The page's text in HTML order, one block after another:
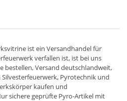
ist ein Versandhandelfür
verfallen ist, ist bei uns
bestellen,Versand deutschlandweit,
Silvesterfeuerwerk, Pyrotechnik und
kaufen und
sichere geprüfte Pyro-Artikel mit